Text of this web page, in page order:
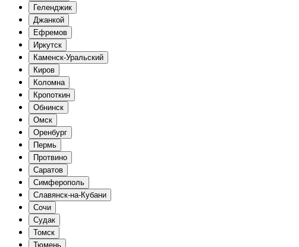
Геленджик
Джанкой
Ефремов
Иркутск
Каменск-Уральский
Киров
Коломна
Кропоткин
Обнинск
Омск
Оренбург
Пермь
Протвино
Саратов
Симферополь
Славянск-на-Кубани
Сочи
Судак
Томск
Тюмень